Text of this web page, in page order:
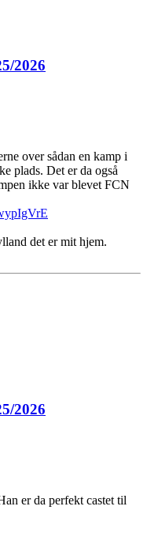
2026
over sådan en kamp i
plads. Det er da også
ikke var blevet FCN
det er mit hjem.
2026
er da perfekt castet til